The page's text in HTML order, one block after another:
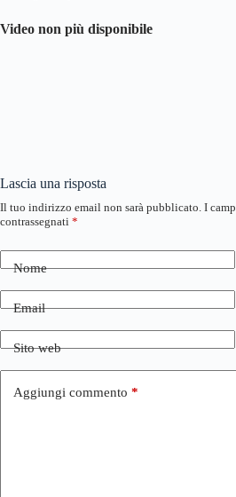
Video non più disponibile
Lascia una risposta
Il tuo indirizzo email non sarà pubblicato. I
contrassegnati *
Nome
Email
Sito web
Aggiungi commento *